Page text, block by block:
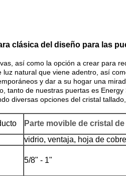
clásica del diseño para las
así como la opción a crear para
natural que viene adentro, así
y dar a su hogar una
tanto de nuestras puertas es
diversas opciones del cristal
Parte movible de cristal
vidrio, ventaja, hoja de
5/8" - 1"